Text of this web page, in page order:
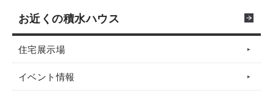
お近くの積水ハウス
住宅展示場
イベント情報